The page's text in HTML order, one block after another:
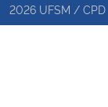
2026 UFSM / CPD